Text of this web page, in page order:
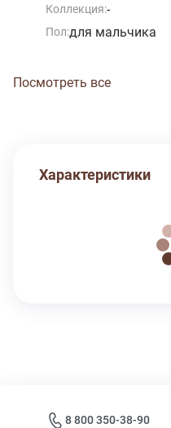
Коллекция:-
Пол:для мальчика
Посмотреть все
Характеристики
8 800 350-38-90